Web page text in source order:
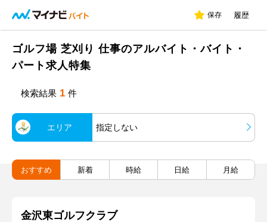
保存 履歴
ゴルフ場 芝刈り 仕事のアルバイト・バイト・
パート求人特集
検索結果 1 件
エリア 指定しない
おすすめ 新着 時給 日給 月給
金沢東ゴルフクラブ